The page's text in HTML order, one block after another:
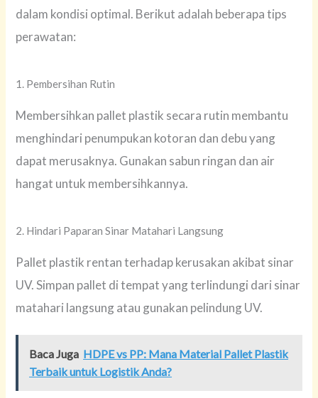
dalam kondisi optimal. Berikut adalah beberapa tips
perawatan:
1. Pembersihan Rutin
Membersihkan pallet plastik secara rutin membantu
menghindari penumpukan kotoran dan debu yang
dapat merusaknya. Gunakan sabun ringan dan air
hangat untuk membersihkannya.
2. Hindari Paparan Sinar Matahari Langsung
Pallet plastik rentan terhadap kerusakan akibat sinar
UV. Simpan pallet di tempat yang terlindungi dari sinar
matahari langsung atau gunakan pelindung UV.
Baca Juga HDPE vs PP: Mana Material Pallet Plastik
Terbaik untuk Logistik Anda?